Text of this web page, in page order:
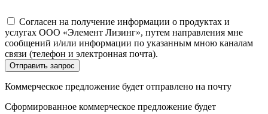
Согласен на получение информации о продуктах и
услугах ООО «Элемент Лизинг», путем направления мне
сообщений и/или информации по указанным мною каналам
связи (телефон и электронная почта).
Отправить запрос
Коммерческое предложение будет отправлено на почту
Сформированное коммерческое предложение будет